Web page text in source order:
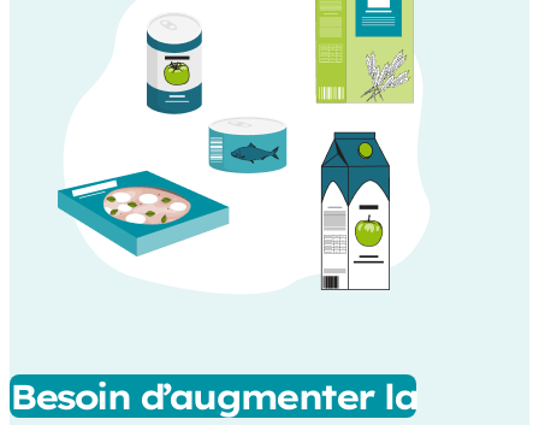
Besoin d’augmenter la